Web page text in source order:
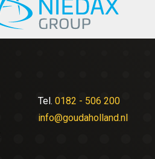
Tel. 0182 - 506 200
info@goudaholland.nl